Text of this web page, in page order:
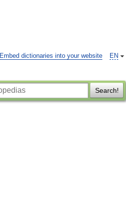
EN
Embed dictionaries into your website
Search!